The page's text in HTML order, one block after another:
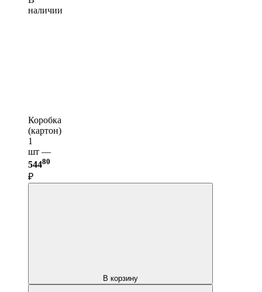
наличии
Коробка
(картон)
1
шт —
54480
₽
В корзину